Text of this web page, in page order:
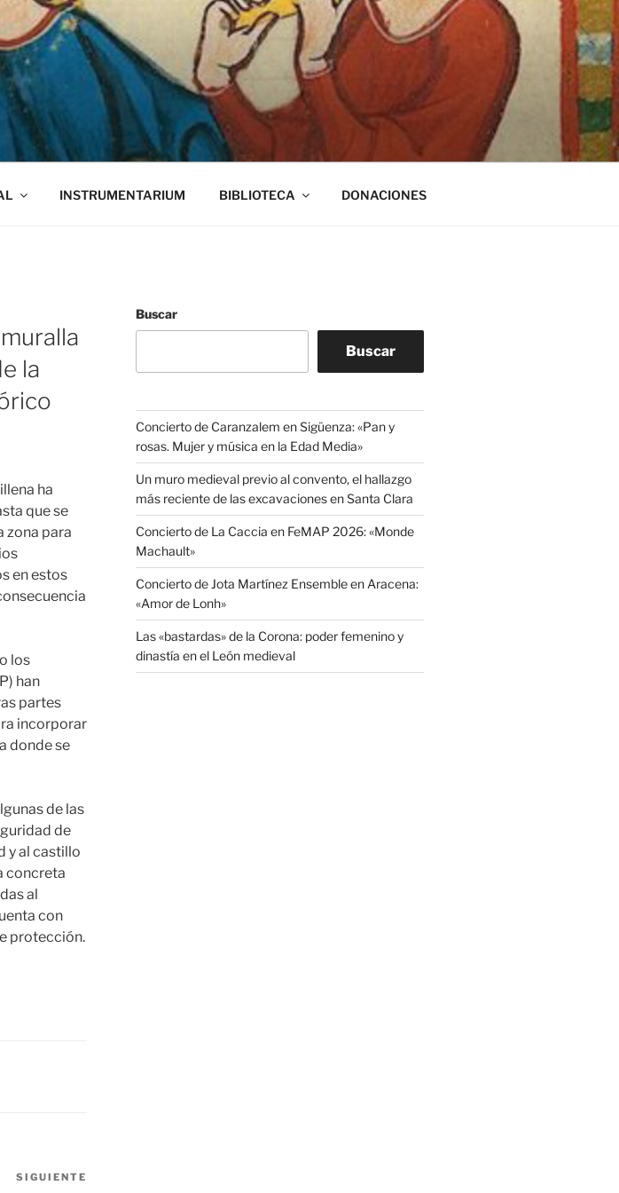
INSTRUMENTARIUM BIBLIOTECA DONACIONES
la
ha
que se
zona para
en estos
los
han
partes
incorporar
donde se
de las
de
y al castillo
concreta
al
con
protección.
SIGUIENTE
Buscar
Buscar
Concierto de Caranzalem en Sigüenza: «Pan y
rosas. Mujer y música en la Edad Media»
Un muro medieval previo al convento, el hallazgo
más reciente de las excavaciones en Santa Clara
Concierto de La Caccia en FeMAP 2026: «Monde
Machault»
Concierto de Jota Martínez Ensemble en Aracena:
«Amor de Lonh»
Las «bastardas» de la Corona: poder femenino y
dinastía en el León medieval